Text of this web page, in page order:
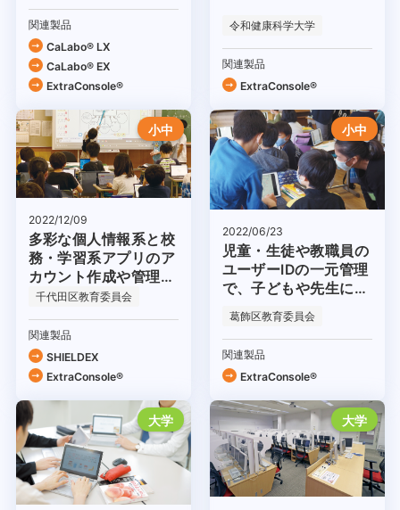
関連製品
CaLabo® LX
CaLabo® EX
ExtraConsole®
令和健康科学大学
関連製品
ExtraConsole®
小中
2022/12/09
多彩な個人情報系と校
務・学習系アプリのア
カウント作成や管理が
容易に
千代田区教育委員会
関連製品
SHIELDEX
ExtraConsole®
小中
2022/06/23
児童・生徒や教職員の
ユーザーIDの一元管理
で、子どもや先生にや
さしいICT環境を実現
葛飾区教育委員会
関連製品
ExtraConsole®
大学 大学